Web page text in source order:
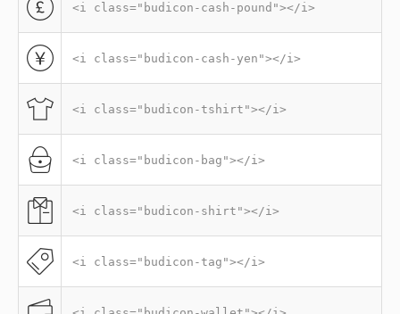
<i class="budicon-cash-pound"></i>
<i class="budicon-cash-yen"></i>
<i class="budicon-tshirt"></i>
<i class="budicon-bag"></i>
<i class="budicon-shirt"></i>
<i class="budicon-tag"></i>